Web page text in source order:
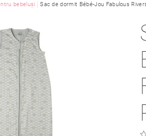
CONDIȚII CONTACT
COMANDA MEA
bebeluși Sac de dormit Bébé-Jou Fabulous